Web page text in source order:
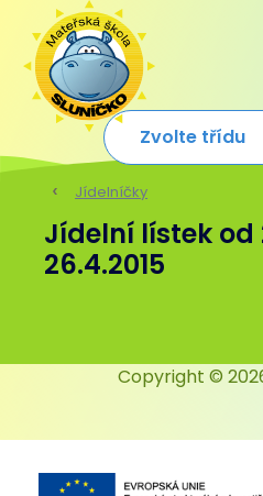
Jídelníčky
Jídelní lístek od
26.4.2015
Copyright ©